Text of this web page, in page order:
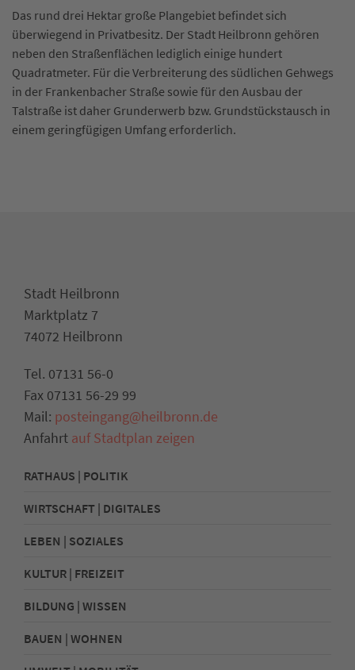
Das rund drei Hektar große Plangebiet befindet sich
überwiegend in Privatbesitz. Der Stadt Heilbronn gehören
neben den Straßenflächen lediglich einige hundert
Quadratmeter. Für die Verbreiterung des südlichen Gehwegs
in der Frankenbacher Straße sowie für den Ausbau der
Talstraße ist daher Grunderwerb bzw. Grundstückstausch in
einem geringfügigen Umfang erforderlich.
Stadt Heilbronn
Marktplatz 7
74072 Heilbronn
Tel. 07131 56-0
Fax 07131 56-29 99
Mail: posteingang@heilbronn.de
Anfahrt auf Stadtplan zeigen
RATHAUS | POLITIK
WIRTSCHAFT | DIGITALES
LEBEN | SOZIALES
KULTUR | FREIZEIT
BILDUNG | WISSEN
BAUEN | WOHNEN